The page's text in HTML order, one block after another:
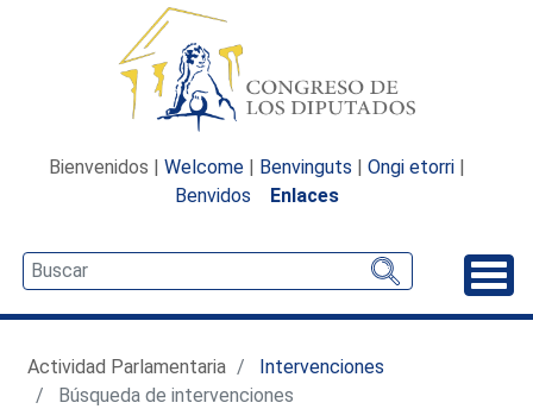
Bienvenidos | Welcome | Benvinguts | Ongi etorri |
Benvidos
Enlaces
Actividad Parlamentaria
Intervenciones
Búsqueda de intervenciones